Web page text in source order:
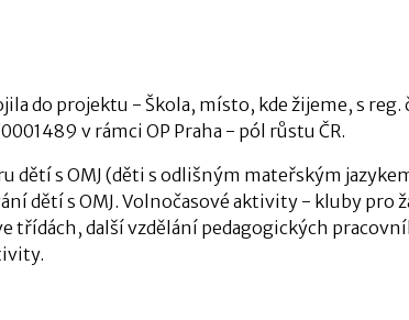
do projektu - Škola, místo, kde žijeme, s reg.
v rámci OP Praha - pól růstu ČR.
dětí s OMJ (děti s odlišným mateřským
dětí s OMJ. Volnočasové aktivity - kluby pro
třídách, další vzdělání pedagogických